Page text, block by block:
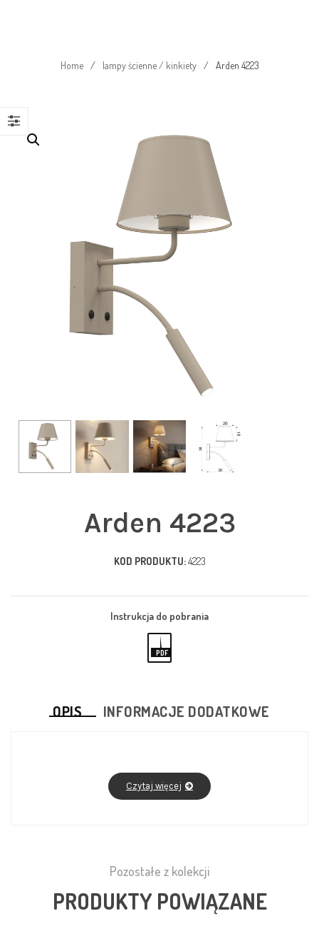
Home / lampy ścienne / kinkiety / Arden 4223
Arden 4223
KOD PRODUKTU:4223
Instrukcja do pobrania
PDF
OPIS INFORMACJE DODATKOWE
Czytaj więcej
Pozostałe z kolekcji
PRODUKTY POWIĄZANE